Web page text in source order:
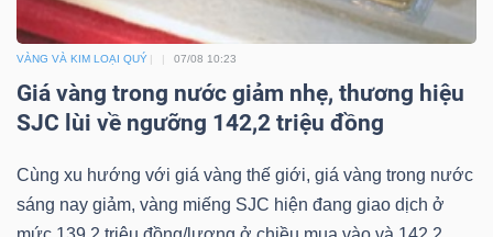
VÀNG VÀ KIM LOẠI QUÝ 07/08 10:23
Giá vàng trong nước giảm nhẹ, thương hiệu
SJC lùi về ngưỡng 142,2 triệu đồng
Cùng xu hướng với giá vàng thế giới, giá vàng trong nước
sáng nay giảm, vàng miếng SJC hiện đang giao dịch ở
Truyền
tài
chính